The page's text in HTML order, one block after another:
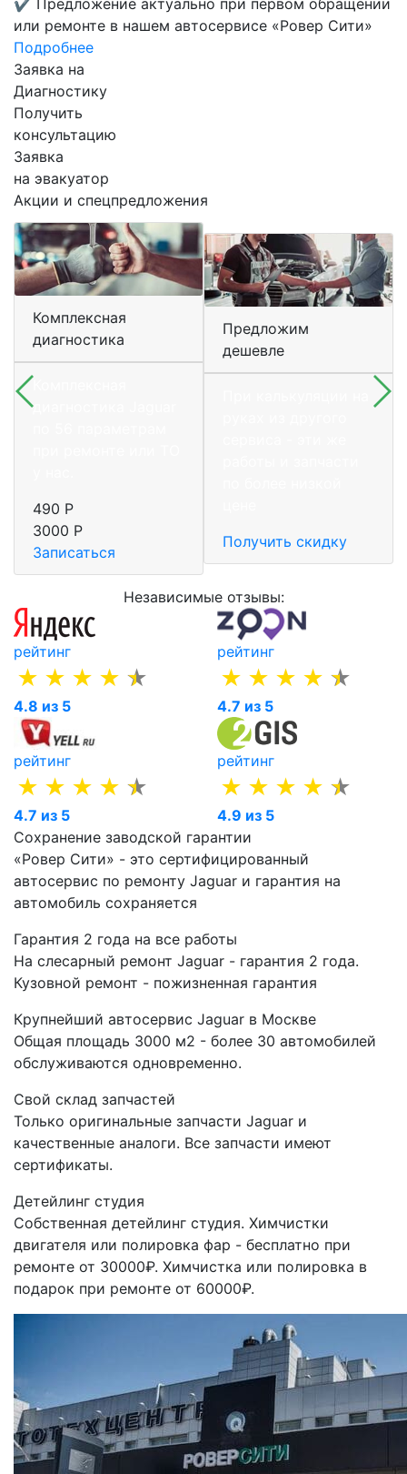
или ремонте в нашем автосервисе «Ровер Сити»
Подробнее
Заявка на
Диагностику
Получить
консультацию
Заявка
на эвакуатор
Акции и спецпредложения
Комплексная
диагностика
диагностика Jaguar
490 Р
3000 Р
Записаться
Предложим
дешевле
Получить скидку
Независимые отзывы:
рейтинг
4.8 из 5
рейтинг
4.7 из 5
рейтинг
4.7 из 5
рейтинг
4.9 из 5
Сохранение заводской гарантии
«Ровер Сити» - это сертифицированный
автосервис по ремонту Jaguar и гарантия на
автомобиль сохраняется
Гарантия 2 года на все работы
На слесарный ремонт Jaguar - гарантия 2 года.
Кузовной ремонт - пожизненная гарантия
Крупнейший автосервис Jaguar в Москве
Общая площадь 3000 м2 - более 30 автомобилей
обслуживаются одновременно.
Свой склад запчастей
Только оригинальные запчасти Jaguar и
качественные аналоги. Все запчасти имеют
сертификаты.
Детейлинг студия
Собственная детейлинг студия. Химчистки
двигателя или полировка фар - бесплатно при
ремонте от 30000₽. Химчистка или полировка в
подарок при ремонте от 60000₽.